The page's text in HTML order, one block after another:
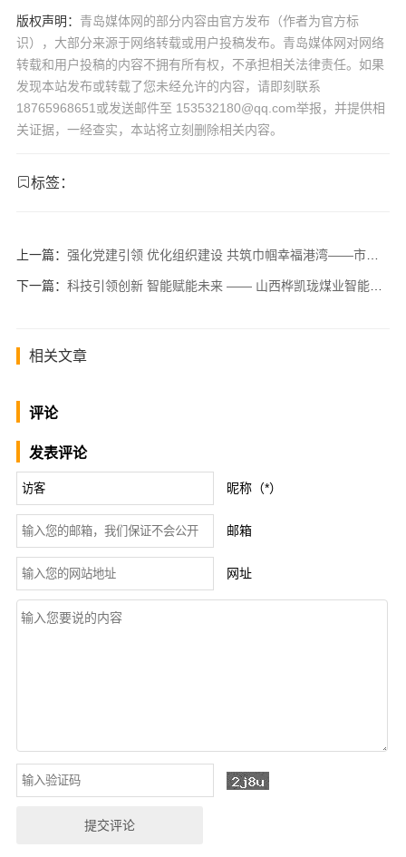
版权声明： 青岛媒体网的部分内容由官方发布（作者为官方标
识），大部分来源于网络转载或用户投稿发布。青岛媒体网对网络
转载和用户投稿的内容不拥有所有权，不承担相关法律责任。如果
发现本站发布或转载了您未经允许的内容，请即刻联系
18765968651或发送邮件至 153532180@qq.com举报，并提供相
关证据，一经查实，本站将立刻删除相关内容。
标签：
上一篇： 强化党建引领 优化组织建设 共筑巾帼幸福港湾——市北区工商联领导莅临区女企业家商会调研指导
下一篇： 科技引领创新 智能赋能未来 —— 山西桦凯珑煤业智能化建设纪
相关文章
评论
发表评论
昵称（*）
邮箱
网址